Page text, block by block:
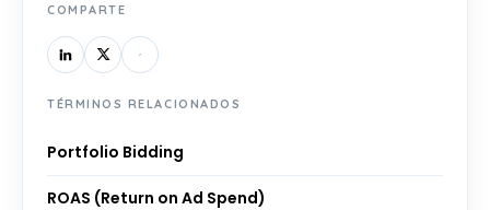
COMPARTE
TÉRMINOS RELACIONADOS
Portfolio Bidding
ROAS (Return on Ad Spend)